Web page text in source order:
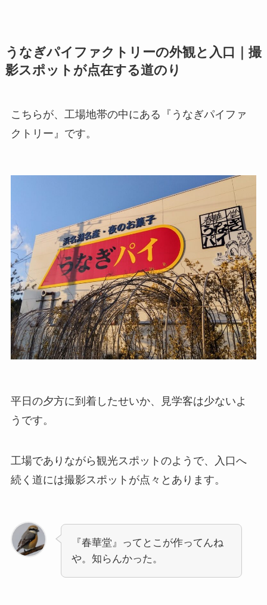
うなぎパイファクトリーの外観と入口｜撮
影スポットが点在する道のり
こちらが、工場地帯の中にある『うなぎパイファ
クトリー』です。
平日の夕方に到着したせいか、見学客は少ないよ
うです。
工場でありながら観光スポットのようで、入口へ
続く道には撮影スポットが点々とあります。
『春華堂』ってとこが作ってんね
や。知らんかった。